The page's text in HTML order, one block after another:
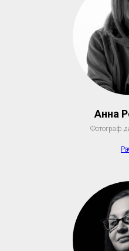
Анна
Фотограф